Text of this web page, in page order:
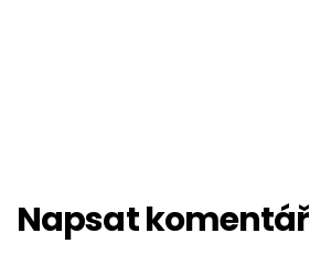
Napsat komentář